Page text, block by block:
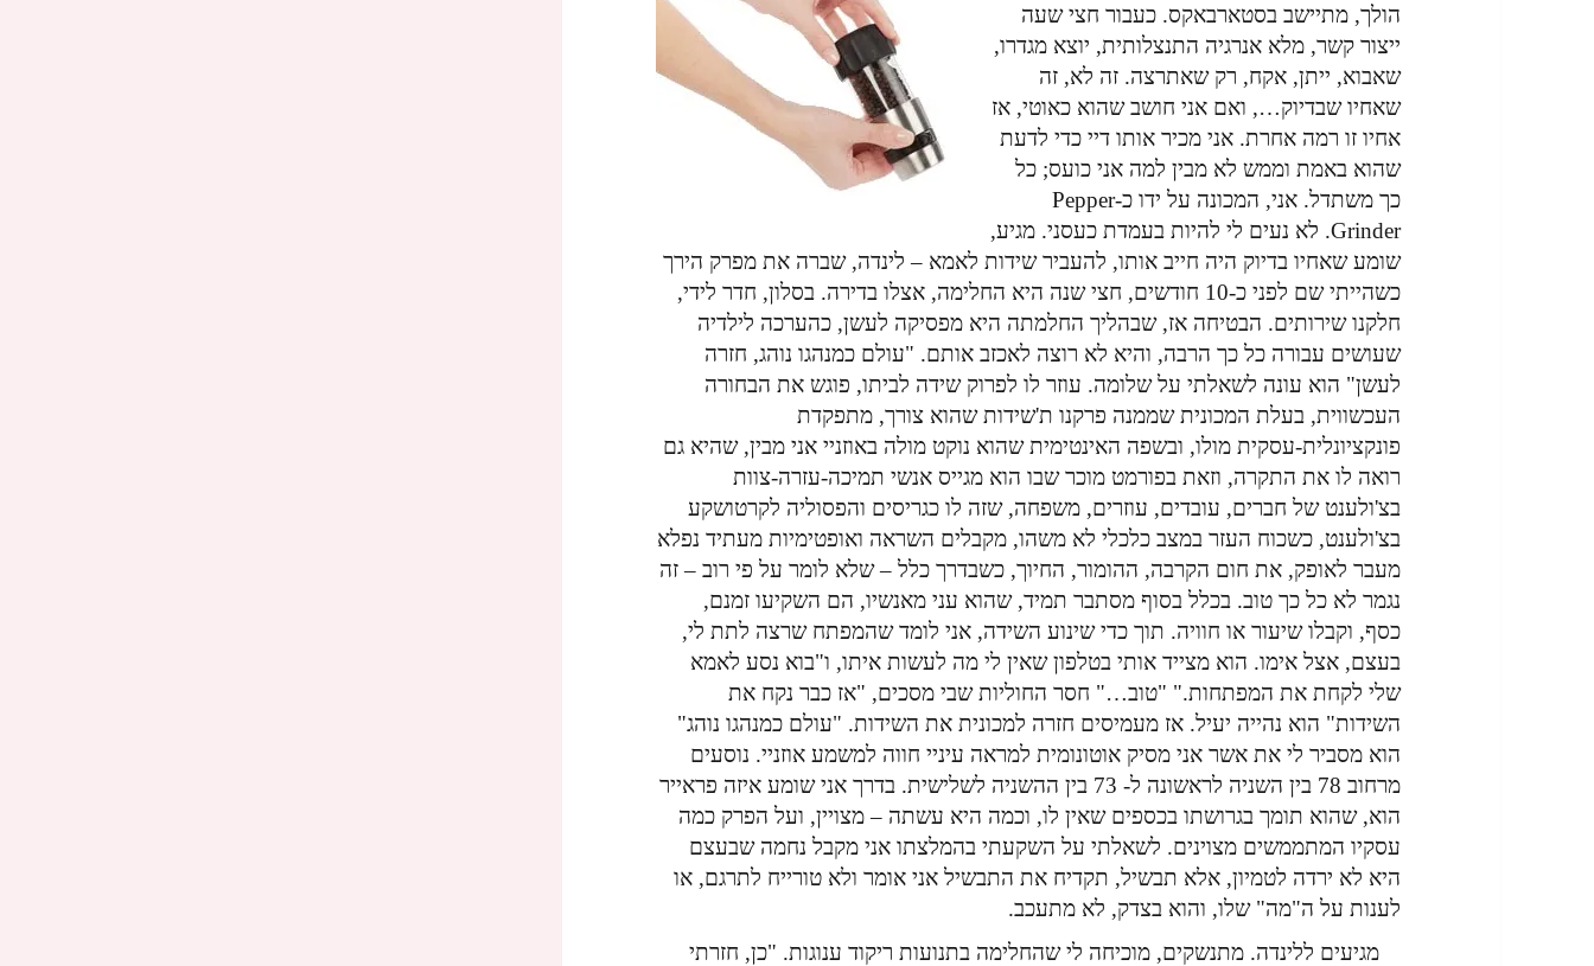
הולך, מתיישב בסטארבאקס. כעבור חצי שעה
ייצור קשר, מלא אנרגיה התנצלותית, יוצא מגדרו,
שאבוא, ייתן, אקח, רק שאתרצה. זה לא, זה
שאחיו שבדיוק…, ואם אני חושב שהוא כאוטי, אז
אחיו זו רמה אחרת. אני מכיר אותו דיי כדי לדעת
שהוא באמת וממש לא מבין למה אני כועס; כל
כך משתדל. אני, המכונה על ידו כ-Pepper
Grinder. לא נעים לי להיות בעמדת כעסני. מגיע,
שומע שאחיו בדיוק היה חייב אותו, להעביר שידות לאמא – לינדה, שברה את מפרק הירך
כשהייתי שם לפני כ-10 חודשים, חצי שנה היא החלימה, אצלו בדירה. בסלון, חדר לידי,
חלקנו שירותים. הבטיחה אז, שבהליך החלמתה היא מפסיקה לעשן, כהערכה לילדיה
שעושים עבורה כל כך הרבה, והיא לא רוצה לאכזב אותם. "עולם כמנהגו נוהג, חזרה
לעשן" הוא עונה לשאלתי על שלומה. עוזר לו לפרוק שידה לביתו, פוגש את הבחורה
העכשווית, בעלת המכונית שממנה פרקנו ת'שידות שהוא צורך, מתפקדת
פונקציונלית-עסקית מולו, ובשפה האינטימית שהוא נוקט מולה באוזניי אני מבין, שהיא גם
רואה לו את התקרה, וזאת בפורמט מוכר שבו הוא מגייס אנשי תמיכה-עזרה-צוות
בצ'ולענט של חברים, עובדים, עוזרים, משפחה, שזה לו כגריסים והפסוליה לקרטושקע
בצ'ולענט, כשכוח העזר במצב כלכלי לא משהו, מקבלים השראה ואופטימיות מעתיד נפלא
מעבר לאופק, את חום הקרבה, ההומור, החיוך, כשבדרך כלל – שלא לומר על פי רוב – זה
נגמר לא כל כך טוב. בכלל בסוף מסתבר תמיד, שהוא עני מאנשיו, הם השקיעו זמנם,
כסף, וקבלו שיעור או חוויה. תוך כדי שינוע השידה, אני לומד שהמפתח שרצה לתת לי,
בעצם, אצל אימו. הוא מצייד אותי בטלפון שאין לי מה לעשות איתו, ו"בוא נסע לאמא
שלי לקחת את המפתחות." "טוב…" חסר החוליות שבי מסכים, "אז כבר נקח את
השידות" הוא נהייה יעיל. אז מעמיסים חזרה למכונית את השידות. "עולם כמנהגו נוהג"
הוא מסביר לי את אשר אני מסיק אוטונומית למראה עיניי חווה למשמע אוזניי. נוסעים
מרחוב 78 בין השניה לראשונה ל- 73 בין ההשניה לשלישית. בדרך אני שומע איזה פראייר
הוא, שהוא תומך בגרושתו בכספים שאין לו, וכמה היא עשתה – מצויין, ועל הפרק כמה
עסקיו המתממשים מצוינים. לשאלתי על השקעתי בהמלצתו אני מקבל נחמה שבעצם
היא לא ירדה לטמיון, אלא תבשיל, תקדיח את התבשיל אני אומר ולא טורייח לתרגם, או
לענות על ה"מה" שלו, והוא בצדק, לא מתעכב.
מגיעים ללינדה. מתנשקים, מוכיחה לי שהחלימה בתנועות ריקוד ענוגות. "כן, חזרתי